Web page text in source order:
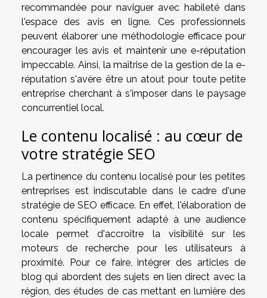
recommandée pour naviguer avec habileté dans
l'espace des avis en ligne. Ces professionnels
peuvent élaborer une méthodologie efficace pour
encourager les avis et maintenir une e-réputation
impeccable. Ainsi, la maîtrise de la gestion de la e-
réputation s'avère être un atout pour toute petite
entreprise cherchant à s'imposer dans le paysage
concurrentiel local.
Le contenu localisé : au cœur de
votre stratégie SEO
La pertinence du contenu localisé pour les petites
entreprises est indiscutable dans le cadre d'une
stratégie de SEO efficace. En effet, l'élaboration de
contenu spécifiquement adapté à une audience
locale permet d'accroître la visibilité sur les
moteurs de recherche pour les utilisateurs à
proximité. Pour ce faire, intégrer des articles de
blog qui abordent des sujets en lien direct avec la
région, des études de cas mettant en lumière des